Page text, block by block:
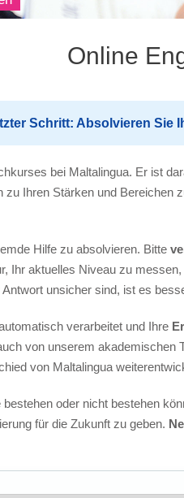
Online
Schritt: Absolvieren Sie
bei Maltalingua. Er ist
Ihren Stärken und Bereichen
Hilfe zu absolvieren. Bitte
Ihr aktuelles Niveau zu
unsicher sind, ist es
verarbeitet und Ihre
von unserem
von Maltalingua
oder nicht bestehen
für die Zukunft zu geben.